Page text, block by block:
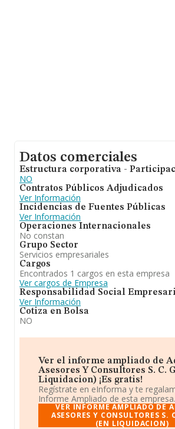
Datos comerciales
Estructura corporativa -
NO
Contratos Públicos Adjudicados
Ver Información
Incidencias de Fuentes Públicas
Ver Información
Operaciones Internacionales
No constan
Grupo Sector
Servicios empresariales
Cargos
Encontrados 1 cargos en esta empresa
Ver cargos de Empresa
Responsabilidad Social
Ver Información
Cotiza en Bolsa
NO
Ver el informe ampliado de
Asesores Y Consultores S. C.
Liquidacion) ¡Es gratis!
Regístrate en eInforma y te
Informe Ampliado de esta empresa.
VER INFORME AMPLIADO DE
ASESORES Y CONSULTORES S.
(EN LIQUIDACION)